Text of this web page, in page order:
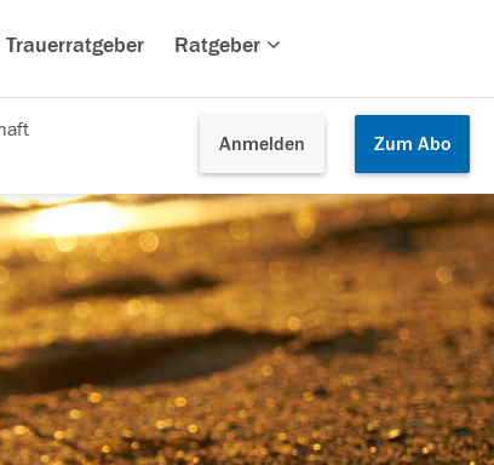
Trauerratgeber Ratgeber
Anmelden Zum Abo